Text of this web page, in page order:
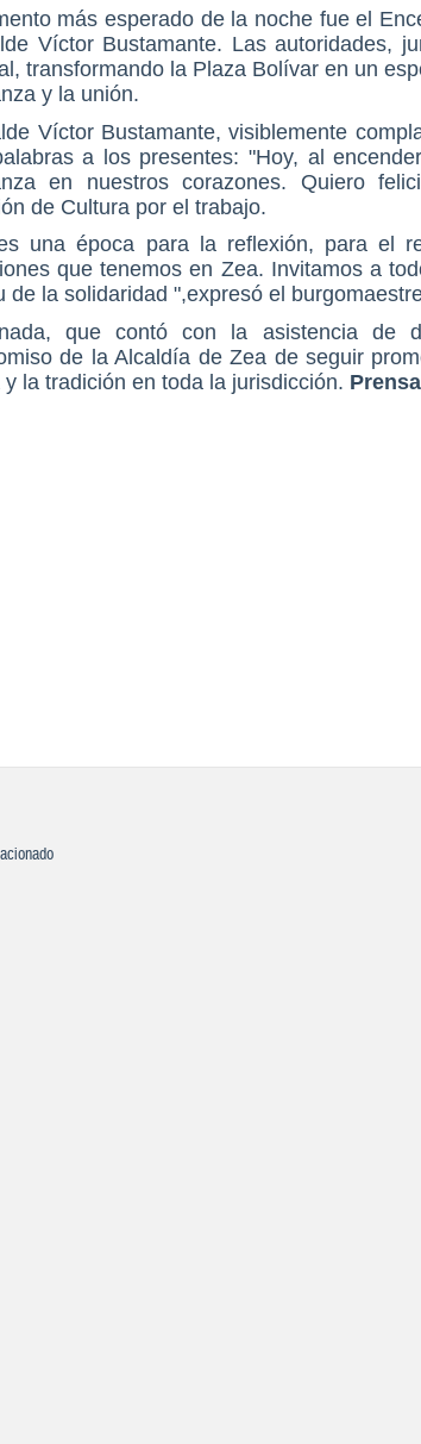
más esperado de la noche fue el
Víctor Bustamante. Las autoridades,
transformando la Plaza Bolívar en un
y la unión.
Víctor Bustamante, visiblemente
a los presentes: "Hoy, al
en nuestros corazones. Quiero
de Cultura por el trabajo.
una época para la reflexión, para el
que tenemos en Zea. Invitamos a
de la solidaridad ",expresó el
que contó con la asistencia de
de la Alcaldía de Zea de seguir
y la tradición en toda la jurisdicción.